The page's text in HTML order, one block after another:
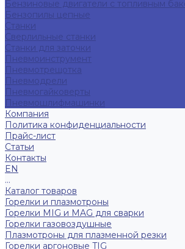
Бензиновые двигатели с топливным
Бензопилы цепные
Станки
Сверлильные станки
Станки для заточки
Пневмоинструмент
Пневмотрещотка
Пневмодрели
Пневмогайковерты
Пневмошлифмашинки
Компания
Политика конфиденциальности
Прайс-лист
Статьи
Контакты
EN
...
Каталог товаров
Горелки и плазмотроны
Горелки MIG и MAG для сварки
Горелки газовоздушные
Плазмотроны для плазменной резки
Горелки аргоновые TIG